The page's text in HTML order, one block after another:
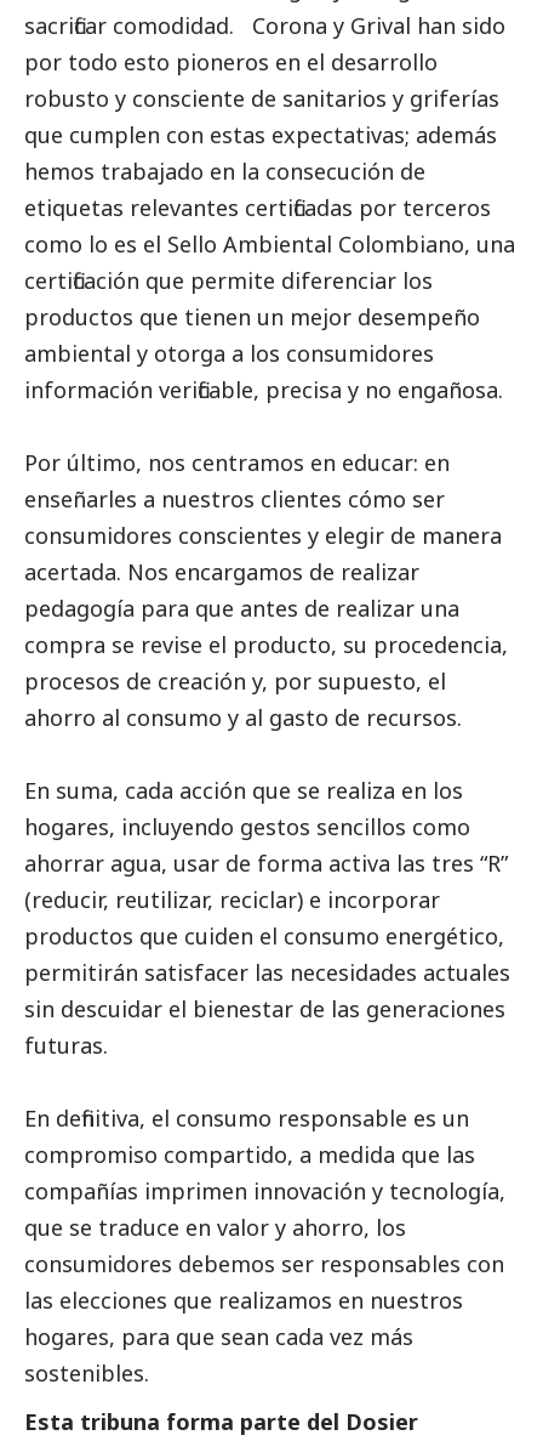
sacrificar comodidad. Corona y Grival han sido
por todo esto pioneros en el desarrollo
robusto y consciente de sanitarios y griferías
que cumplen con estas expectativas; además
hemos trabajado en la consecución de
etiquetas relevantes certificadas por terceros
como lo es el Sello Ambiental Colombiano, una
certificación que permite diferenciar los
productos que tienen un mejor desempeño
ambiental y otorga a los consumidores
información verificable, precisa y no engañosa.
Por último, nos centramos en educar: en
enseñarles a nuestros clientes cómo ser
consumidores conscientes y elegir de manera
acertada. Nos encargamos de realizar
pedagogía para que antes de realizar una
compra se revise el producto, su procedencia,
procesos de creación y, por supuesto, el
ahorro al consumo y al gasto de recursos.
En suma, cada acción que se realiza en los
hogares, incluyendo gestos sencillos como
ahorrar agua, usar de forma activa las tres “R”
(reducir, reutilizar, reciclar) e incorporar
productos que cuiden el consumo energético,
permitirán satisfacer las necesidades actuales
sin descuidar el bienestar de las generaciones
futuras.
En definitiva, el consumo responsable es un
compromiso compartido, a medida que las
compañías imprimen innovación y tecnología,
que se traduce en valor y ahorro, los
consumidores debemos ser responsables con
las elecciones que realizamos en nuestros
hogares, para que sean cada vez más
sostenibles.
Esta tribuna forma parte del Dosier